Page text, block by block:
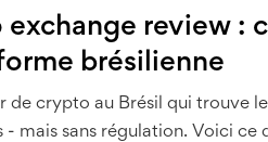
review :
brésilienne
de crypto au Brésil qui trouve
- mais sans régulation. Voici ce